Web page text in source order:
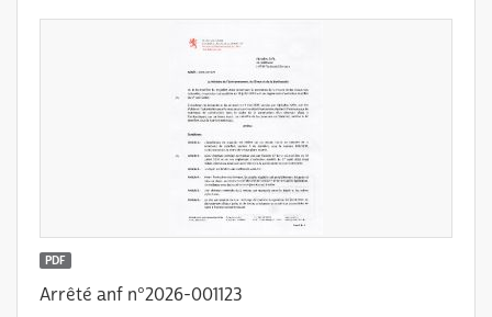
PDF
Arrêté anf n°2026-001123